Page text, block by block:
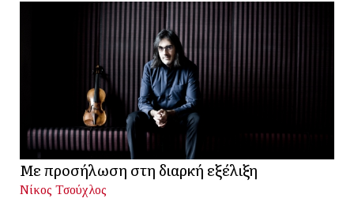
Με προσήλωση στη διαρκή εξέλιξη
Νίκος Τσούχλος